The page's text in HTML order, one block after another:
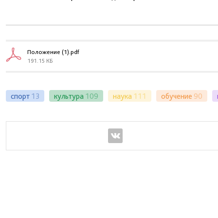
Положение (1).pdf
191.15 КБ
спорт 13 культура 109 наука 111 обучение 90